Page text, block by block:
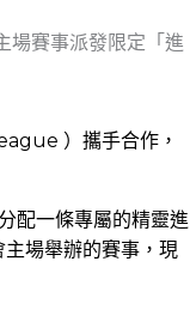
賽事派發限定「進
）攜手合作，
配一條專屬的精靈進
場舉辦的賽事，現